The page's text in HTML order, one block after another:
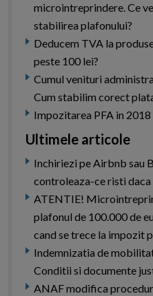
microintreprindere. Ce
stabilirea plafonului?
Deducem TVA la
peste 100 lei?
Cumul venituri
Cum stabilim corect
Impozitarea PFA in 2018
Ultimele articole
Inchiriezi pe Airbnb sau
controleaza-ce risti
ATENTIE!
plafonul de 100.000 de
cand se trece la impozit
Indemnizatia de
Conditii si documente
ANAF modifica